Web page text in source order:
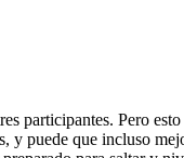
participantes. Pero
puede que incluso